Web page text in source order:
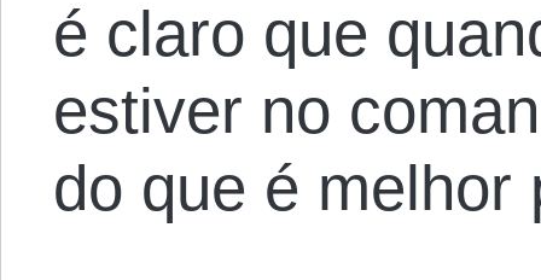
é claro que
estiver no
do que é melhor